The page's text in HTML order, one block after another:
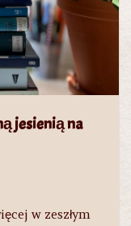
jesienią na
w zeszłym